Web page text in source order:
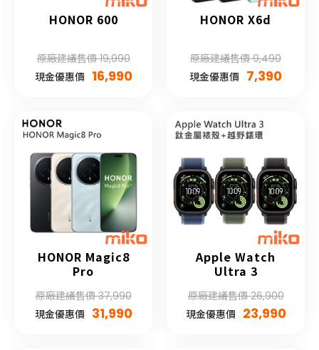
HONOR 600
原廠建議售價 19,990
現金優惠價 16,990
HONOR X6d
原廠建議售價 9,490
現金優惠價 7,390
HONOR Magic8
Pro
原廠建議售價 37,990
現金優惠價 31,990
Apple Watch
Ultra 3
原廠建議售價 26,900
現金優惠價 23,990